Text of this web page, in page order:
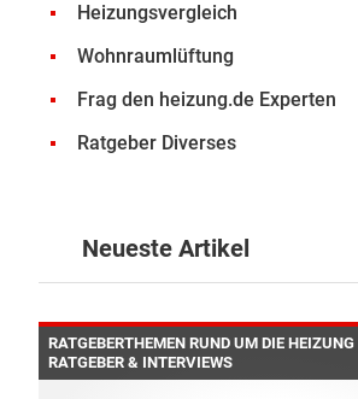
Heizungsvergleich
Wohnraumlüftung
Frag den heizung.de Experten
Ratgeber Diverses
Neueste Artikel
RATGEBERTHEMEN RUND UM DIE
RATGEBER & INTERVIEWS